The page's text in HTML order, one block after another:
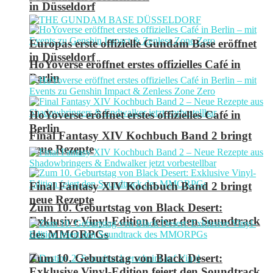
in Düsseldorf
HoYoverse eröffnet erstes offizielles Café in
Berlin
Final Fantasy XIV Kochbuch Band 2 bringt
neue Rezepte
Zum 10. Geburtstag von Black Desert:
Exklusive Vinyl-Edition feiert den Soundtrack
des MMORPGs
Europas erste offizielle Gundam Base eröffnet
in Düsseldorf
HoYoverse eröffnet erstes offizielles Café in
Berlin
Final Fantasy XIV Kochbuch Band 2 bringt
neue Rezepte
Zum 10. Geburtstag von Black Desert: